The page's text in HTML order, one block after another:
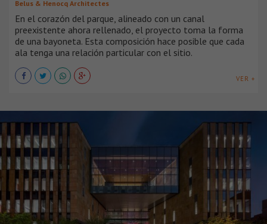
Belus & Henocq Architectes
En el corazón del parque, alineado con un canal
preexistente ahora rellenado, el proyecto toma la forma
de una bayoneta. Esta composición hace posible que cada
ala tenga una relación particular con el sitio.
VER +